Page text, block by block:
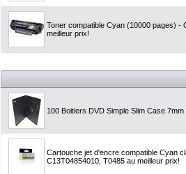
Toner compatible Cyan (10000 pages) -
meilleur prix!
100 Boitiers DVD Simple Slim Case
Cartouche jet d'encre compatible Cyan
C13T04854010, T0485 au meilleur prix!